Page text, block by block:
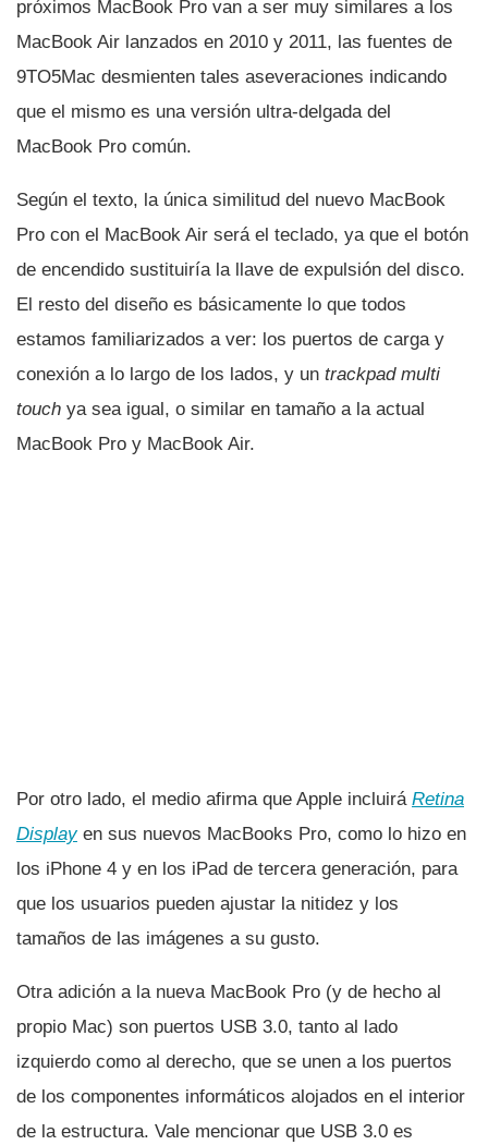
próximos MacBook Pro van a ser muy similares a los
MacBook Air lanzados en 2010 y 2011, las fuentes de
9TO5Mac desmienten tales aseveraciones indicando
que el mismo es una versión ultra-delgada del
MacBook Pro común.
Según el texto, la única similitud del nuevo MacBook
Pro con el MacBook Air será el teclado, ya que el botón
de encendido sustituirí­a la llave de expulsión del disco.
El resto del diseño es básicamente lo que todos
estamos familiarizados a ver: los puertos de carga y
conexión a lo largo de los lados, y un trackpad multi
touch ya sea igual, o similar en tamaño a la actual
MacBook Pro y MacBook Air.
Por otro lado, el medio afirma que Apple incluirá Retina
Displayen sus nuevos MacBooks Pro, como lo hizo en
los iPhone 4 y en los iPad de tercera generación, para
que los usuarios pueden ajustar la nitidez y los
tamaños de las imágenes a su gusto.
Otra adición a la nueva MacBook Pro (y de hecho al
propio Mac) son puertos USB 3.0, tanto al lado
izquierdo como al derecho, que se unen a los puertos
de los componentes informáticos alojados en el interior
de la estructura. Vale mencionar que USB 3.0 es